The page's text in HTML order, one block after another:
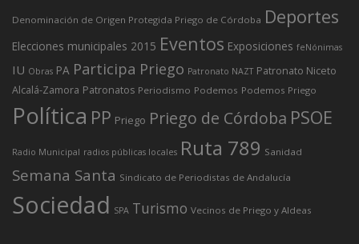
Denominación de Origen Protegida Priego de Córdoba Deportes
Elecciones municipales 2015 Eventos Exposiciones feNónimas
IU Obras PA Participa Priego Patronato NAZT Patronato Niceto
Alcalá-Zamora Patronatos Periodismo Podemos Podemos Priego
Política PP Priego Priego de Córdoba PSOE
Radio Municipal radios públicas locales Ruta 789 Sanidad
Semana Santa Sindicato de Periodistas de Andalucía
Sociedad SPA Turismo Vecinos de Priego y Aldeas